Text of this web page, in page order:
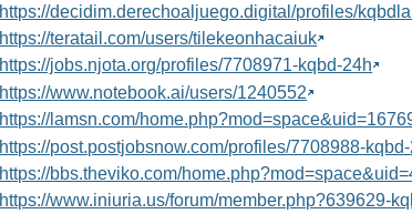
https://decidim.derechoaljuego.digital/profiles/
https://teratail.com/users/tilekeonhacaiuk
https://jobs.njota.org/profiles/7708971-kqbd-24h
https://www.notebook.ai/users/1240552
https://lamsn.com/
https://post.postjobsnow.com/profiles/7708988-
https://bbs.theviko.com/
https://www.iniuria.us/forum/member.php?639629-